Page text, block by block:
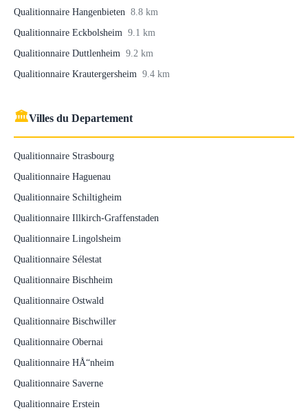
Qualitionnaire Hangenbieten 8.8 km
Qualitionnaire Eckbolsheim 9.1 km
Qualitionnaire Duttlenheim 9.2 km
Qualitionnaire Krautergersheim 9.4 km
🏛Villes du Departement
Qualitionnaire Strasbourg
Qualitionnaire Haguenau
Qualitionnaire Schiltigheim
Qualitionnaire Illkirch-Graffenstaden
Qualitionnaire Lingolsheim
Qualitionnaire Sélestat
Qualitionnaire Bischheim
Qualitionnaire Ostwald
Qualitionnaire Bischwiller
Qualitionnaire Obernai
Qualitionnaire HÅ“nheim
Qualitionnaire Saverne
Qualitionnaire Erstein